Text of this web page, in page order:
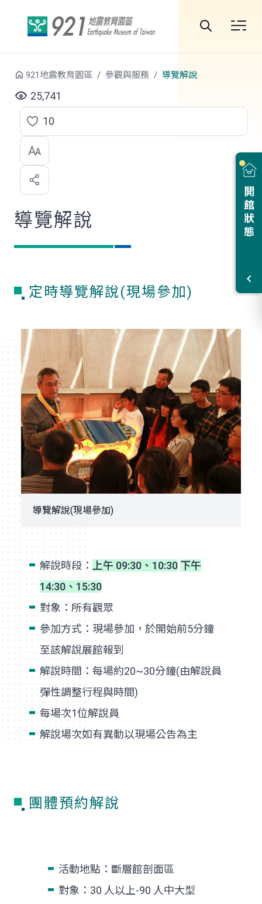
尋
開館狀態
921地震教育園區 參觀與服務 導覽解說
25,741
點
選
喜
歡
10
導覽解說
定時導覽解說(現場參加)
導覽解說(現場參加)
解說時段： 上午 09:30、10:30 下午
14:30、15:30
對象：所有觀眾
參加方式：現場參加，於開始前5分鐘
至該解說展館報到
解說時間：每場約20~30分鐘(由解說員
彈性調整行程與時間)
每場次1位解說員
解說場次如有異動以現場公告為主
團體預約解說
活動地點：斷層館剖面區
對象：30 人以上-90 人中大型